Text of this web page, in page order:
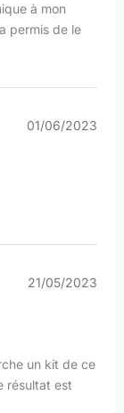
à mon
permis de le
01/06/2023
21/05/2023
un kit de ce
résultat est